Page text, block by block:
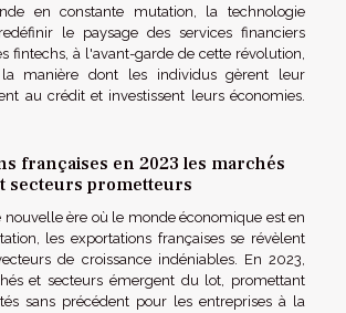
en constante mutation, la technologie
le paysage des services financiers
fintechs, à l'avant-garde de cette révolution,
la manière dont les individus gèrent leur
au crédit et investissent leurs économies.
françaises en 2023 les marchés
secteurs prometteurs
ère où le monde économique est en
les exportations françaises se révèlent
de croissance indéniables. En 2023,
et secteurs émergent du lot, promettant
sans précédent pour les entreprises à la